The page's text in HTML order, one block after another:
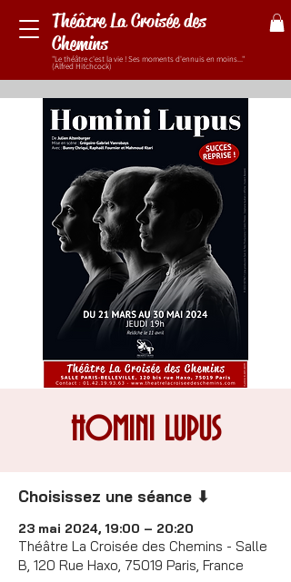
Théâtre La Croisée des
Chemins
"Le théâtre c'est la vie ! Ses moments d'ennuis en moins..."
(Alfred Hitchcock)
HOMINI LUPUS
Choisissez une séance ⬇
23 mai 2024, 19:00 – 20:20
Théâtre La Croisée des Chemins - Salle
B, 120 Rue Haxo, 75019 Paris, France